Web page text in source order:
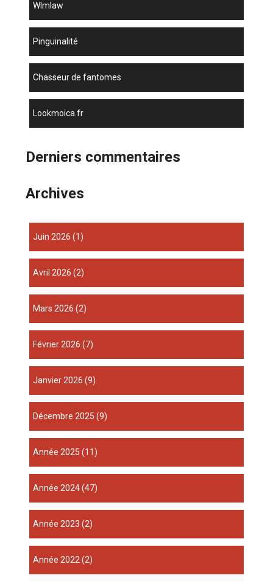
wlmlaw
Pinguinalité
chasseur de fantomes
lookmoica.fr
Derniers commentaires
Archives
juin 2026 (1)
avril 2026 (2)
mars 2026 (2)
février 2026 (7)
janvier 2026 (9)
décembre 2025 (9)
année 2025 (11)
année 2024(47)
année 2023 (2)
année 2022(2)